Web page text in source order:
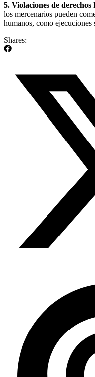
5. Violaciones de derechos
los mercenarios pueden
humanos, como ejecuciones
Shares: